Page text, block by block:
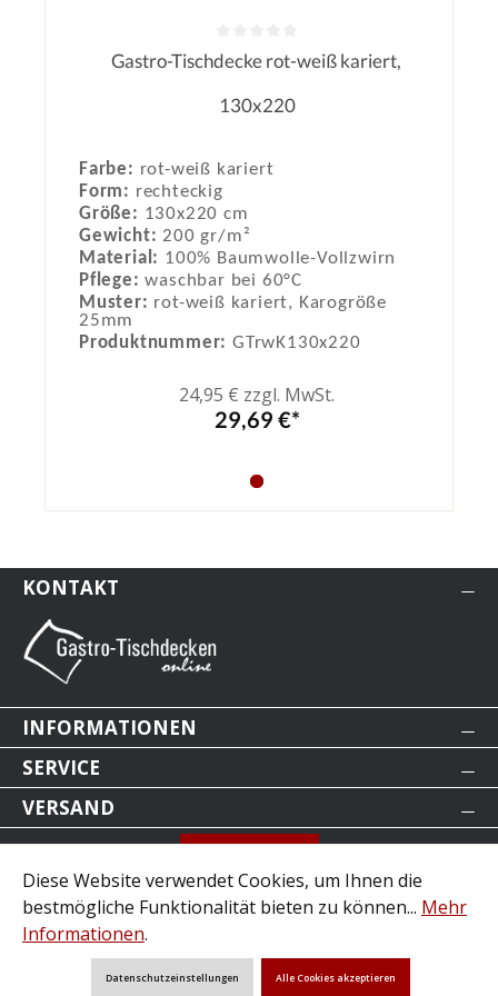
Durchschnittliche Bewertung von
Gastro-Tischdecke rot-weiß kariert,
130x220
Farbe: rot-weiß kariert
Form: rechteckig
Größe: 130x220 cm
Gewicht:200 gr/m²
Material: 100% Baumwolle-Vollzwirn
Pflege:waschbar bei 60°C
Muster: rot-weiß kariert, Karogröße
25mm
Produktnummer: GTrwK130x220
24,95 € zzgl. MwSt.
29,69 €*
KONTAKT
INFORMATIONEN
SERVICE
VERSAND
* Alle Preise inkl. gesetzl. Mehrwertsteuer zzgl.
Unser Angebot richtet sich an gewerbliche und
Diese Website verwendet Cookies, um Ihnen die
bestmögliche Funktionalität bieten zu können... Mehr
Informationen.
Datenschutzeinstellungen Alle Cookies akzeptieren